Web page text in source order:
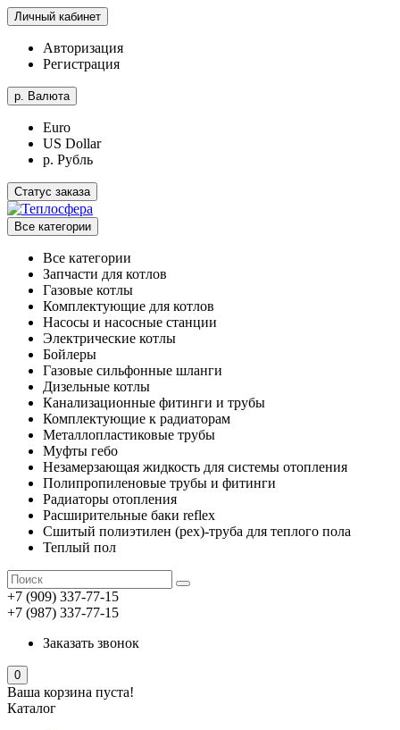
Личный кабинет
Авторизация
Регистрация
р. Валюта
Euro
US Dollar
р. Рубль
Статус заказа
Все категории
Все категории
Запчасти для котлов
Газовые котлы
Комплектующие для котлов
Насосы и насосные станции
Электрические котлы
Бойлеры
Газовые сильфонные шланги
Дизельные котлы
Канализационные фитинги и трубы
Комплектующие к радиаторам
Металлопластиковые трубы
Муфты гебо
Незамерзающая жидкость для системы отопления
Полипропиленовые трубы и фитинги
Радиаторы отопления
Расширительные баки reflex
Сшитый полиэтилен (pex)-труба для теплого пола
Теплый пол
+7 (909) 337-77-15
+7 (987) 337-77-15
Заказать звонок
0
Ваша корзина пуста!
Каталог